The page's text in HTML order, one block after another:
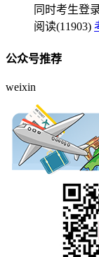
同时考生登
阅读(11903)
公众号推荐
weixin